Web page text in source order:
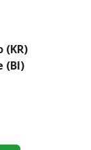
(KR)
(BI)